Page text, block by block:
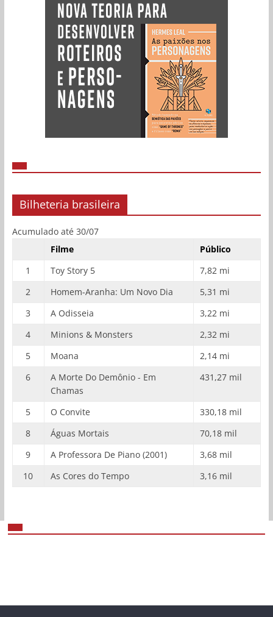
Bilheteria brasileira
Acumulado até 30/07
Filme
Público
1
Toy Story 5
7,82 mi
2
Homem-Aranha: Um Novo Dia
5,31 mi
3
A Odisseia
3,22 mi
4
Minions & Monsters
2,32 mi
5
Moana
2,14 mi
6
A Morte Do Demônio - Em
Chamas
431,27 mil
5 O Convite
330,18 mil
8
Águas Mortais
70,18 mil
9
A Professora De Piano (2001)
3,68 mil
10
As Cores do Tempo 3,16 mil